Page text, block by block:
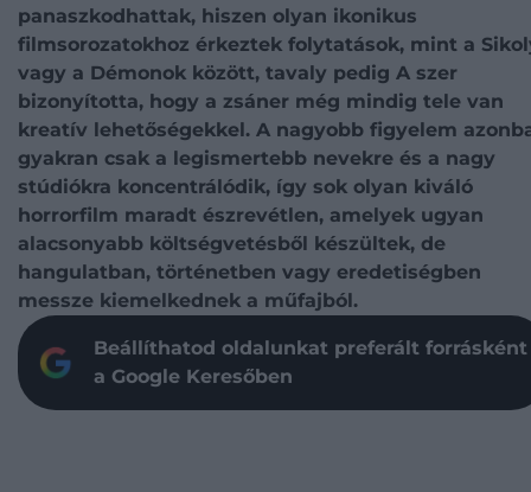
panaszkodhattak, hiszen olyan ikonikus
filmsorozatokhoz érkeztek folytatások, mint a
vagy a Démonok között, tavaly pedig A szer
bizonyította, hogy a zsáner még mindig tele van
kreatív lehetőségekkel. A nagyobb figyelem
gyakran csak a legismertebb nevekre és a nagy
stúdiókra koncentrálódik, így sok olyan kiváló
horrorfilm maradt észrevétlen, amelyek ugyan
alacsonyabb költségvetésből készültek, de
hangulatban, történetben vagy eredetiségben
messze kiemelkednek a műfajból.
Beállíthatod oldalunkat preferált forrásként
a Google Keresőben